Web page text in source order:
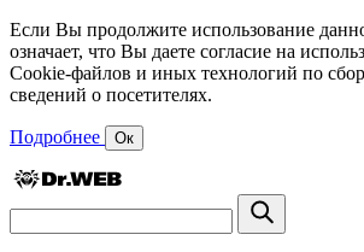
Если Вы продолжите использование
означает, что Вы даете согласие на
Cookie-файлов и иных технологий по
сведений о посетителях.
Подробнее Ок